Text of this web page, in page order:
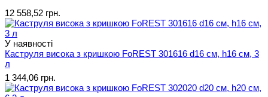
12 558,52 грн.
У наявності
Каструля висока з кришкою FoREST 301616 d16 см, h16 см, 3
л
1 344,06 грн.